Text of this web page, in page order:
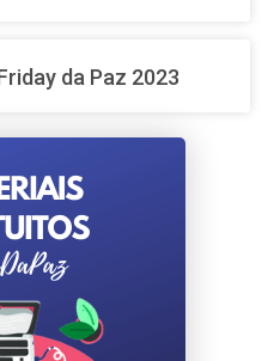
da Paz 2023